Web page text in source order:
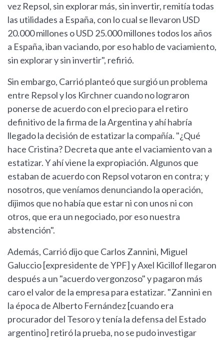
vez Repsol, sin explorar más, sin invertir, remitía todas
las utilidades a España, con lo cual se llevaron USD
20.000 millones o USD 25.000 millones todos los años
a España, iban vaciando, por eso hablo de vaciamiento,
sin explorar y sin invertir", refirió.
Sin embargo, Carrió planteó que surgió un problema
entre Repsol y los Kirchner cuando no lograron
ponerse de acuerdo con el precio para el retiro
definitivo de la firma de la Argentina y ahí habría
llegado la decisión de estatizar la compañía. "¿Qué
hace Cristina? Decreta que ante el vaciamiento van a
estatizar. Y ahí viene la expropiación. Algunos que
estaban de acuerdo con Repsol votaron en contra; y
nosotros, que veníamos denunciando la operación,
dijimos que no había que estar ni con unos ni con
otros, que era un negociado, por eso nuestra
abstención".
Además, Carrió dijo que Carlos Zannini, Miguel
Galuccio [expresidente de YPF] y Axel Kicillof llegaron
después a un "acuerdo vergonzoso" y pagaron más
caro el valor de la empresa para estatizar. "Zannini en
la época de Alberto Fernández [cuando era
procurador del Tesoro y tenía la defensa del Estado
argentino] retiró la prueba, no se pudo investigar